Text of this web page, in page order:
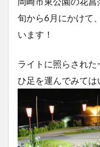
旬から6月にかけて
います！
ライトに照らされ
ひ足を運んでみては